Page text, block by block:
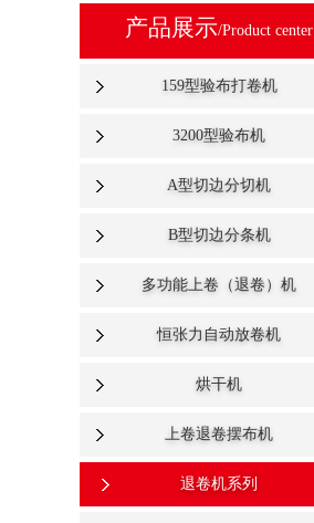
产品展示/Product center
159型验布打卷机
3200型验布机
A型切边分切机
B型切边分条机
多功能上卷（退卷）机
恒张力自动放卷机
烘干机
上卷退卷摆布机
退卷机系列